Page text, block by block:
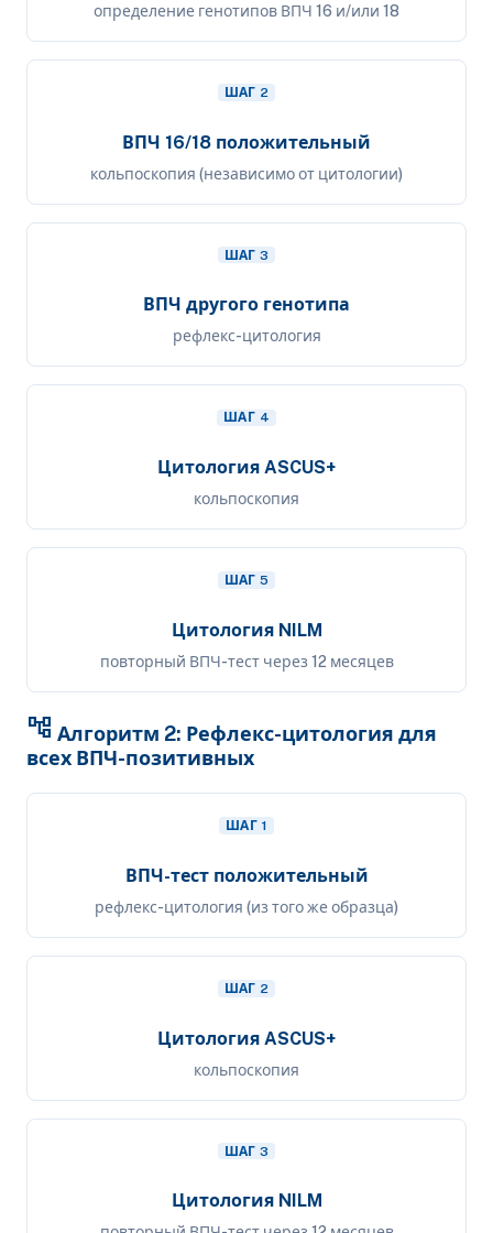
определение генотипов ВПЧ 16 и/или 18
ШАГ 2
ВПЧ 16/18 положительный
кольпоскопия (независимо от цитологии)
ШАГ 3
ВПЧ другого генотипа
рефлекс-цитология
ШАГ 4
Цитология ASCUS+
кольпоскопия
ШАГ 5
Цитология NILM
повторный ВПЧ-тест через 12 месяцев
account_tree Алгоритм 2: Рефлекс-цитология для
всех ВПЧ-позитивных
ШАГ 1
ВПЧ-тест положительный
рефлекс-цитология (из того же образца)
ШАГ 2
Цитология ASCUS+
кольпоскопия
ШАГ 3
Цитология NILM